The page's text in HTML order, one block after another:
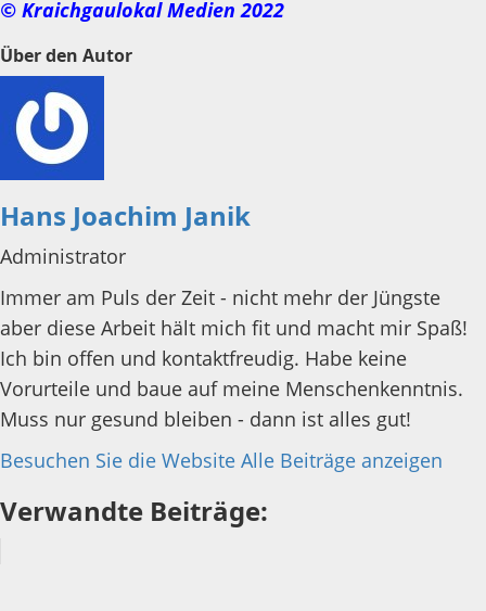
© Kraichgaulokal Medien 2022
Über den Autor
Hans Joachim Janik
Administrator
Immer am Puls der Zeit - nicht mehr der Jüngste
aber diese Arbeit hält mich fit und macht mir Spaß!
Ich bin offen und kontaktfreudig. Habe keine
Vorurteile und baue auf meine Menschenkenntnis.
Muss nur gesund bleiben - dann ist alles gut!
Besuchen Sie die Website Alle Beiträge anzeigen
Verwandte Beiträge: